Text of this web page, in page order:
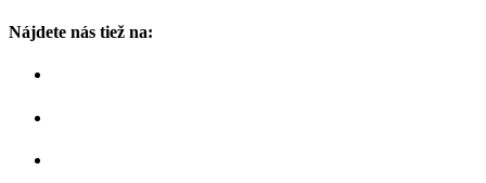
Nájdete nás tiež na: